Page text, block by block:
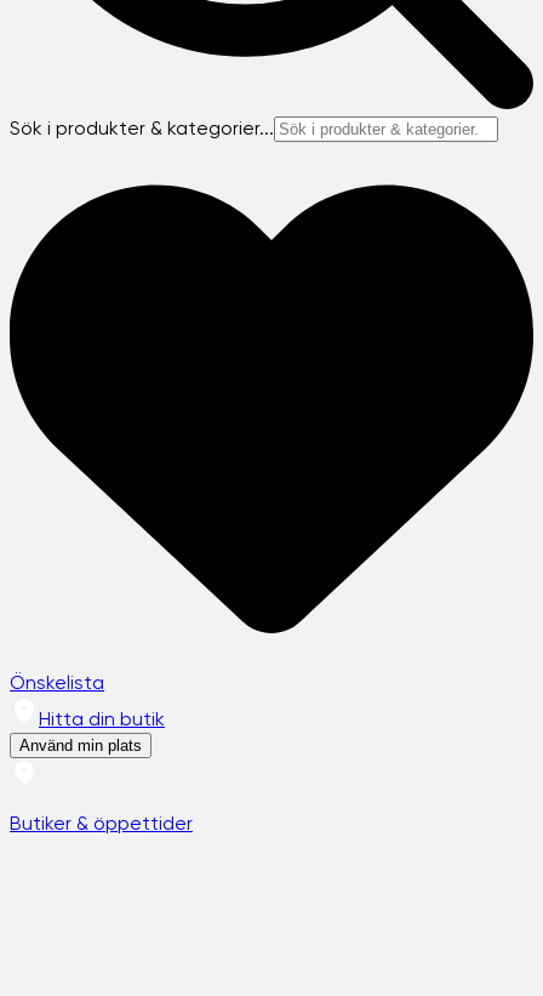
Sök i produkter & kategorier...
Önskelista
Hitta din butik
Använd min plats
Butiker & öppettider